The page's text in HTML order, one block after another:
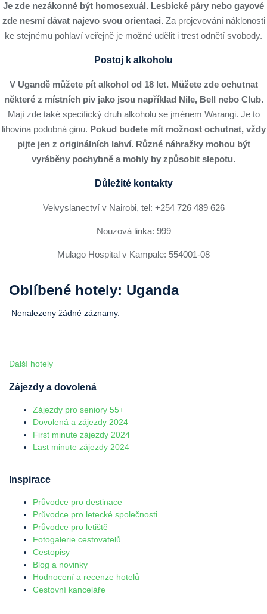
Je zde nezákonné být homosexuál. Lesbické páry nebo gayové
zde nesmí dávat najevo svou orientaci. Za projevování náklonosti
ke stejnému pohlaví veřejně je možné udělit i trest odnětí svobody.
Postoj k alkoholu
V Ugandě můžete pít alkohol od 18 let. Můžete zde ochutnat
některé z místních piv jako jsou například Nile, Bell nebo Club.
Mají zde také specifický druh alkoholu se jménem Warangi. Je to
lihovina podobná ginu. Pokud budete mít možnost ochutnat, vždy
pijte jen z originálních lahví. Různé náhražky mohou být
vyráběny pochybně a mohly by způsobit slepotu.
Důležité kontakty
Velvyslanectví v Nairobi, tel: +254 726 489 626
Nouzová linka: 999
Mulago Hospital v Kampale: 554001-08
Oblíbené hotely: Uganda
Nenalezeny žádné záznamy.
Další hotely
Zájezdy a dovolená
Zájezdy pro seniory 55+
Dovolená a zájezdy 2024
First minute zájezdy 2024
Last minute zájezdy 2024
Inspirace
Průvodce pro destinace
Průvodce pro letecké společnosti
Průvodce pro letiště
Fotogalerie cestovatelů
Cestopisy
Blog a novinky
Hodnocení a recenze hotelů
Cestovní kanceláře